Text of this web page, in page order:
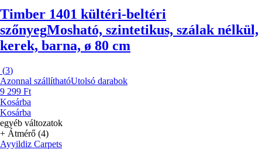
Timber 1401 kültéri-beltéri
szőnyegMosható, szintetikus, szálak nélkül,
kerek, barna, ø 80 cm
(3)
Azonnal szállíthatóUtolsó darabok
9 299 Ft
Kosárba
Kosárba
egyéb változatok
+ Átmérő (4)
Ayyildiz Carpets